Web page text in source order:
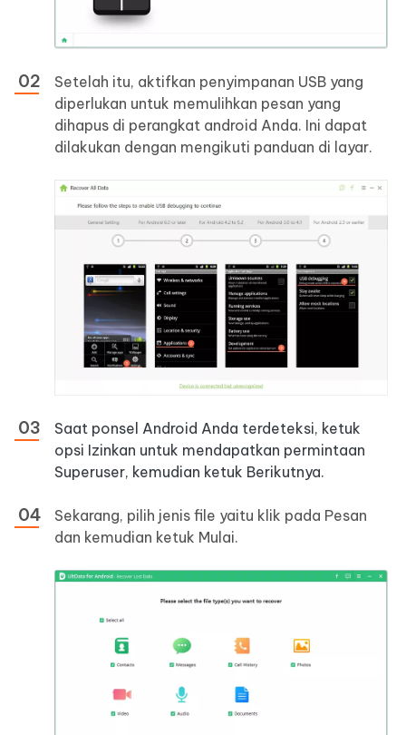
Setelah itu, aktifkan penyimpanan USB yang
diperlukan untuk memulihkan pesan yang
dihapus di perangkat android Anda. Ini dapat
dilakukan dengan mengikuti panduan di layar.
Saat ponsel Android Anda terdeteksi, ketuk
opsi Izinkan untuk mendapatkan permintaan
Superuser, kemudian ketuk Berikutnya.
Sekarang, pilih jenis file yaitu klik pada Pesan
dan kemudian ketuk Mulai.